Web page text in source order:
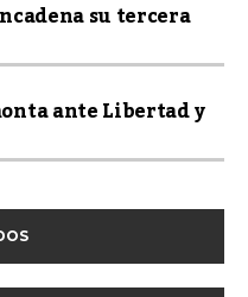
su tercera
ante Libertad y